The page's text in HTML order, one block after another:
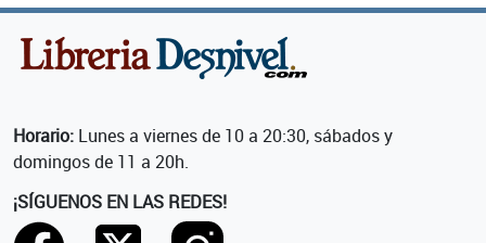
Horario: Lunes a viernes de 10 a 20:30, sábados y
domingos de 11 a 20h.
¡SÍGUENOS EN LAS REDES!